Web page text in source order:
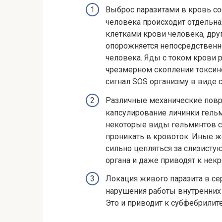
Выброс паразитами в кровь
человека происходит
клетками крови человека,
опорожняется
человека. Яды с током крови
чрезмерном скоплении
сигнал SOS организму в виде
Различные механические
капсулирование личинки
некоторые виды гельминтов
проникать в кровоток. Иные
сильно цепляться за
органа и даже приводят к
Локация живого паразита в
нарушения работы
Это и приводит к